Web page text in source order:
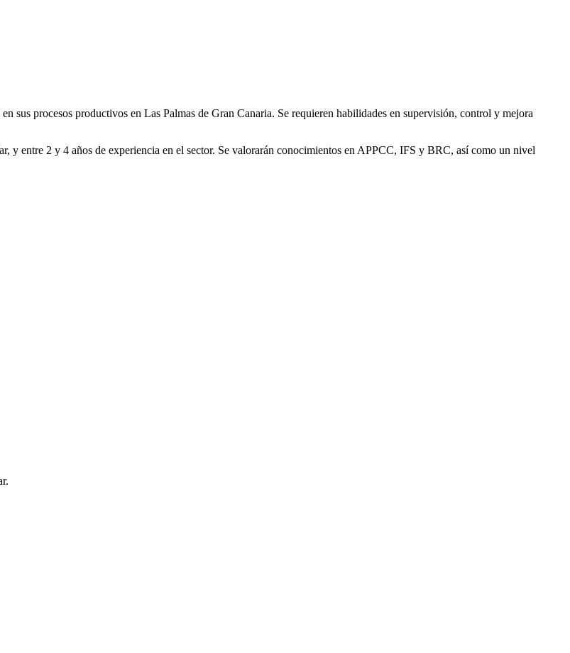
sus procesos productivos en Las Palmas de Gran Canaria. Se requieren habilidades en supervisión, control y mejora
y entre 2 y 4 años de experiencia en el sector. Se valorarán conocimientos en APPCC, IFS y BRC, así como un nivel